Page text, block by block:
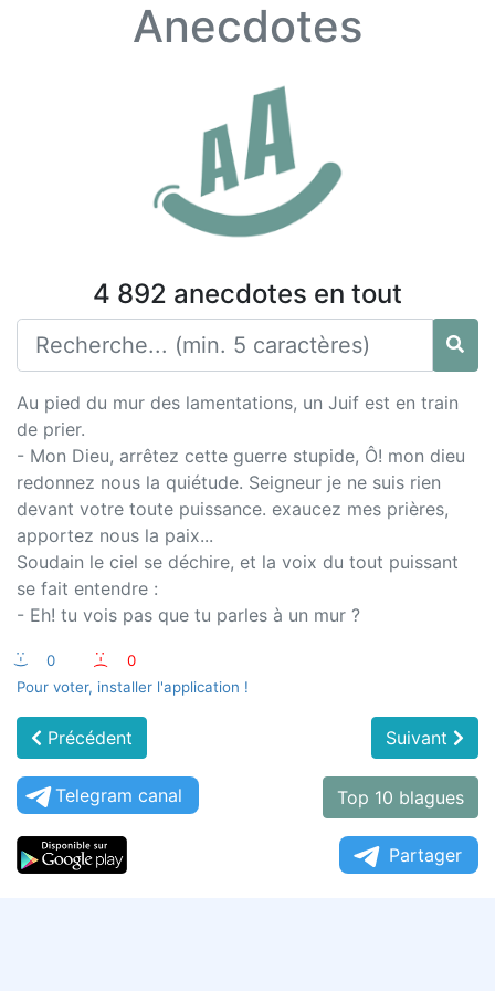
Anecdotes
4 892 anecdotes en tout
Au pied du mur des lamentations, un Juif est en train
de prier.
- Mon Dieu, arrêtez cette guerre stupide, Ô! mon dieu
redonnez nous la quiétude. Seigneur je ne suis rien
devant votre toute puissance. exaucez mes prières,
apportez nous la paix...
Soudain le ciel se déchire, et la voix du tout puissant
se fait entendre :
- Eh! tu vois pas que tu parles à un mur ?
:-) 0 :-(
0
Pour voter, installer l'application !
Précédent Suivant
Telegram canal Top 10 blagues
Partager